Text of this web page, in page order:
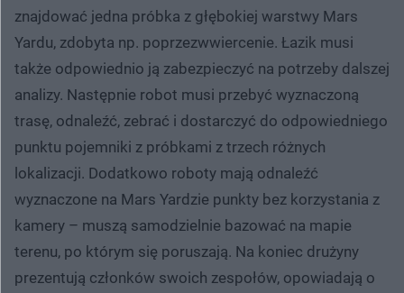
znajdować jedna próbka z głębokiej warstwy Mars
Yardu, zdobyta np. poprzezwwiercenie. Łazik musi
także odpowiednio ją zabezpieczyć na potrzeby dalszej
analizy. Następnie robot musi przebyć wyznaczoną
trasę, odnaleźć, zebrać i dostarczyć do odpowiedniego
punktu pojemniki z próbkami z trzech różnych
lokalizacji. Dodatkowo roboty mają odnaleźć
wyznaczone na Mars Yardzie punkty bez korzystania z
kamery – muszą samodzielnie bazować na mapie
terenu, po którym się poruszają. Na koniec drużyny
prezentują członków swoich zespołów, opowiadają o